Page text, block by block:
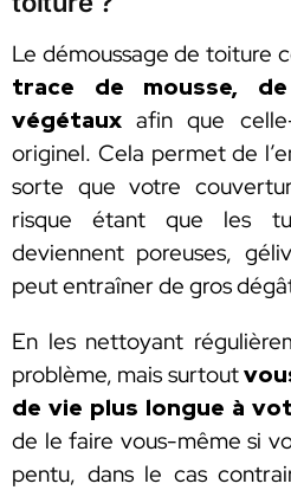
Le démoussage de toiture
trace de mousse,
végétaux afin que
originel. Cela permet de
sorte que votre
risque étant que les
deviennent poreuses,
peut entraîner de gros
En les nettoyant
problème, mais surtout
de vie plus longue à
de le faire vous-même si
pentu, dans le cas